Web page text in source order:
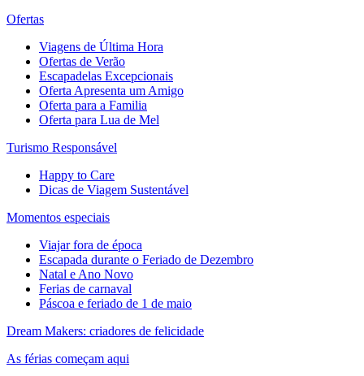
Ofertas
Viagens de Última Hora
Ofertas de Verão
Escapadelas Excepcionais
Oferta Apresenta um Amigo
Oferta para a Familia
Oferta para Lua de Mel
Turismo Responsável
Happy to Care
Dicas de Viagem Sustentável
Momentos especiais
Viajar fora de época
Escapada durante o Feriado de Dezembro
Natal e Ano Novo
Ferias de carnaval
Páscoa e feriado de 1 de maio
Dream Makers: criadores de felicidade
As férias começam aqui